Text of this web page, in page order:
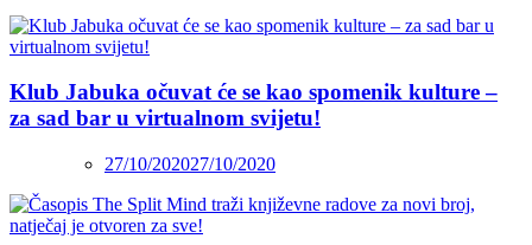
Klub Jabuka očuvat će se kao spomenik kulture –
za sad bar u virtualnom svijetu!
27/10/202027/10/2020